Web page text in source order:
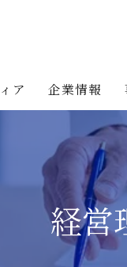
ア 企業情報
アテナ・パー
代表挨拶
経営理念
経営